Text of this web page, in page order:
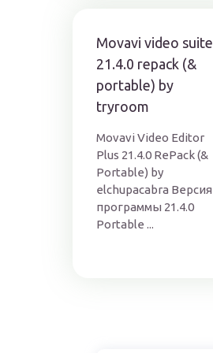
Movavi video suite
21.4.0 repack (&
portable) by
tryroom
Movavi Video Editor
Plus 21.4.0 RePack (&
Portable) by
elchupacabra Версия
программы 21.4.0
Portable ...